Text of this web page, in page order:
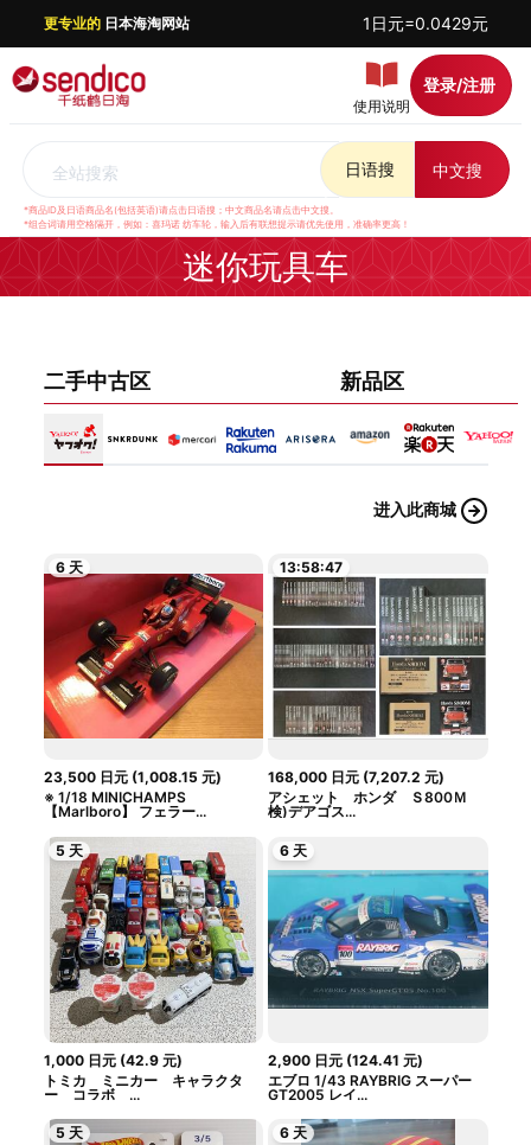
更专业的日本海淘网站 1日元=0.0429元
使用说明
登录/注册
全站搜索 日语搜 中文搜
*商品ID及日语商品名(包括英语)请点击日语搜；中文商品名请点击中文搜。
*组合词请用空格隔开，例如：喜玛诺 纺车轮，输入后有联想提示请优先使用，准确率更高！
迷你玩具车
二手中古区 新品区
进入此商城
6 天
23,500 日元(1,008.15 元)
※ 1/18 MINICHAMPS
【Marlboro】 フェラー...
13:58:46
168,000 日元 (7,207.2 元)
アシェット ホンダ Ｓ800Ｍ
検)デアゴス...
5 天
1,000 日元(42.9 元)
トミカ ミニカー キャラクタ
ー コラボ ...
6 天
2,900 日元 (124.41 元)
エブロ 1/43 RAYBRIG スーパー
GT2005 レイ...
5 天 6 天